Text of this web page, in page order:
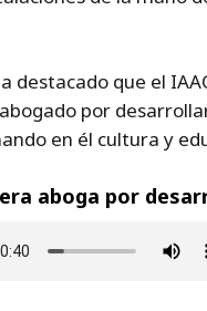
destacado que el
por
en él cultura y
aboga por